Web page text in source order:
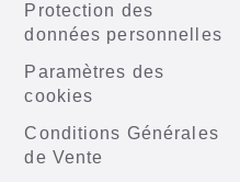
Protection des
données personnelles
Paramètres des
cookies
Conditions Générales
de Vente